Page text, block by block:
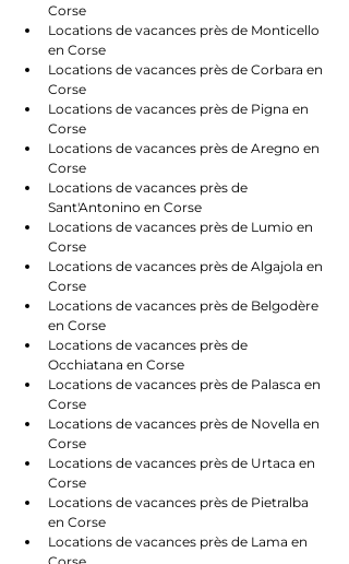
Corse
Locations de vacances près de Monticello
en Corse
Locations de vacances près de Corbara en
Corse
Locations de vacances près de Pigna en
Corse
Locations de vacances près de Aregno en
Corse
Locations de vacances près de
Sant'Antonino en Corse
Locations de vacances près de Lumio en
Corse
Locations de vacances près de Algajola en
Corse
Locations de vacances près de Belgodère
en Corse
Locations de vacances près de
Occhiatana en Corse
Locations de vacances près de Palasca en
Corse
Locations de vacances près de Novella en
Corse
Locations de vacances près de Urtaca en
Corse
Locations de vacances près de Pietralba
en Corse
Locations de vacances près de Lama en